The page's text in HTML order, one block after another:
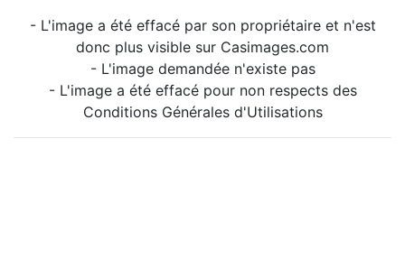
- L'image a été effacé par son propriétaire et n'est
donc plus visible sur Casimages.com
- L'image demandée n'existe pas
- L'image a été effacé pour non respects des
Conditions Générales d'Utilisations